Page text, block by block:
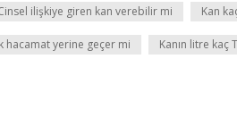
ilişkiye giren kan verebilir mi Kan
hacamat yerine geçer mi Kanın litre kaç